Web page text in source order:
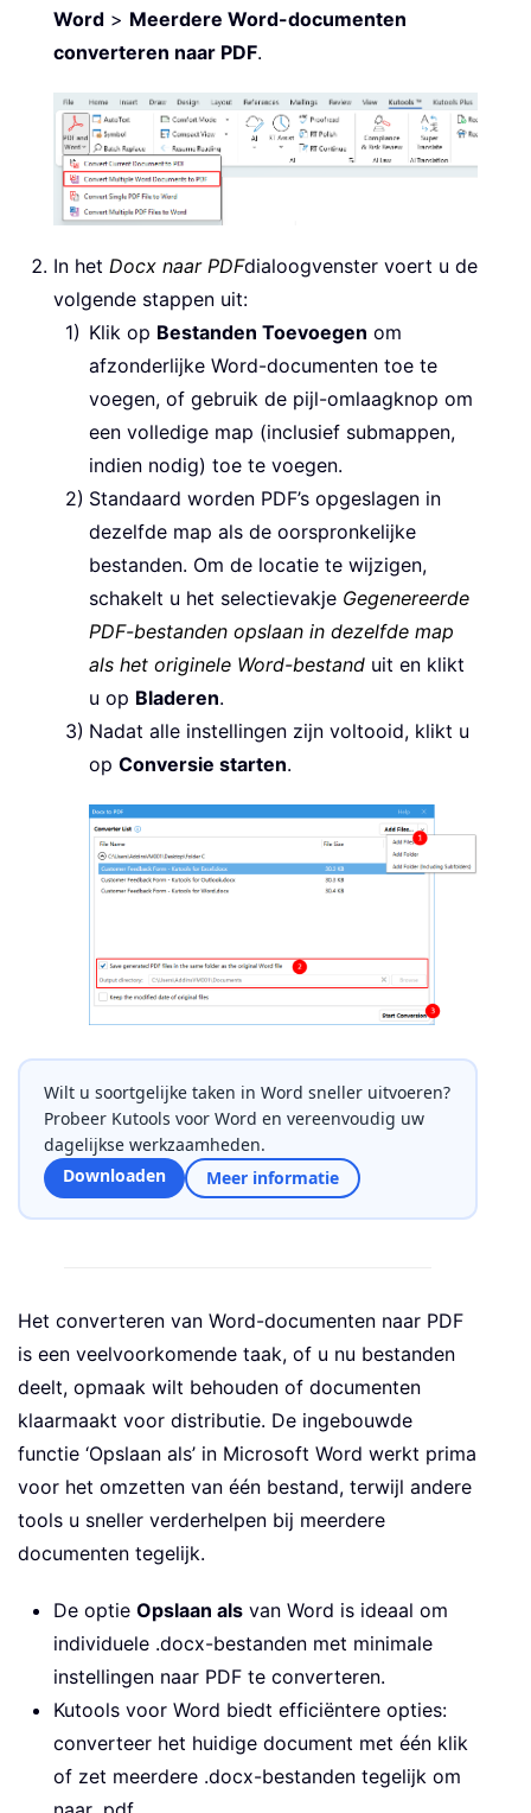
Word > Meerdere Word-documenten
converteren naar PDF.
In het Docx naar PDFdialoogvenster voert u de
volgende stappen uit:
Klik op Bestanden Toevoegen om
afzonderlijke Word-documenten toe te
voegen, of gebruik de pijl-omlaagknop om
een volledige map (inclusief submappen,
indien nodig) toe te voegen.
Standaard worden PDF’s opgeslagen in
dezelfde map als de oorspronkelijke
bestanden. Om de locatie te wijzigen,
schakelt u het selectievakje Gegenereerde
PDF-bestanden opslaan in dezelfde map
als het originele Word-bestand uit en klikt
u op Bladeren.
Nadat alle instellingen zijn voltooid, klikt u
op Conversie starten.
Wilt u soortgelijke taken in Word sneller uitvoeren?
Probeer Kutools voor Word en vereenvoudig uw
dagelijkse werkzaamheden.
Downloaden
Meer informatie
Het converteren van Word-documenten naar PDF
is een veelvoorkomende taak, of u nu bestanden
deelt, opmaak wilt behouden of documenten
klaarmaakt voor distributie. De ingebouwde
functie ‘Opslaan als’ in Microsoft Word werkt prima
voor het omzetten van één bestand, terwijl andere
tools u sneller verderhelpen bij meerdere
documenten tegelijk.
De optie Opslaan als van Word is ideaal om
individuele .docx-bestanden met minimale
instellingen naar PDF te converteren.
Kutools voor Word biedt efficiëntere opties:
converteer het huidige document met één klik
of zet meerdere .docx-bestanden tegelijk om